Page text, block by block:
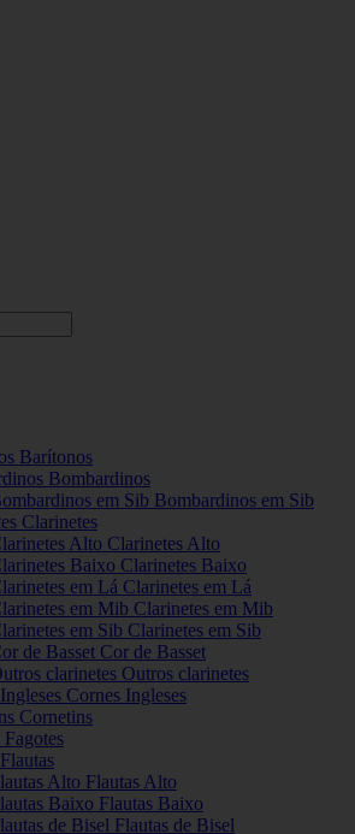
Barítonos
Bombardinos
Bombardinos em Sib
Clarinetes
Clarinetes Alto
Clarinetes Baixo
Clarinetes em Lá
Clarinetes em Mib
Clarinetes em Sib
Cor de Basset
Outros clarinetes
Cornes Ingleses
Cornetins
Fagotes
Flautas
Flautas Alto
Flautas Baixo
Flautas de Bisel